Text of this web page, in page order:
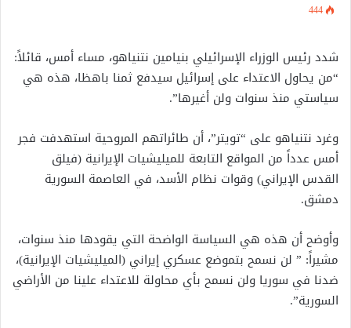
444
شدد رئيس الوزراء الإسرائيلي بنيامين نتنياهو، مساء أمس، قائلاً:
“من يحاول الاعتداء على إسرائيل سيدفع ثمنا باهظا، هذه هي
سياستي منذ سنوات ولن أغيرها”.
وغرد نتنياهو على “تويتر”، أن طائراتهم المروحية استهدفت فجر
أمس عدداً من المواقع التابعة للميليشيات الإيرانية (فيلق
القدس الإيراني) وقوات نظام الأسد، في العاصمة السورية
دمشق.
وأوضح أن هذه هي السياسة الواضحة التي يقودها منذ سنوات،
مشيراً: ” لن نسمح بتموضع عسكري إيراني (الميليشيات الإيرانية)،
ضدنا في سوريا ولن نسمح بأي محاولة للاعتداء علينا من الأراضي
السورية”.